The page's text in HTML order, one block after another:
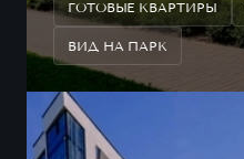
ГОТОВЫЕ КВАРТИРЫ
ВИД НА ПАРК